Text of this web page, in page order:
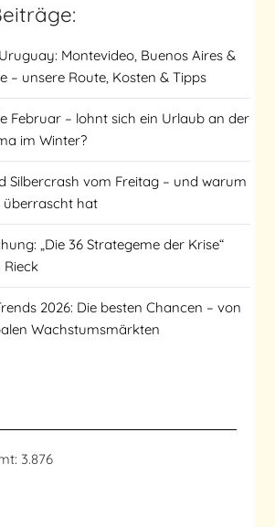
Montevideo, Buenos Aires &
– unsere Route, Kosten & Tipps
Februar – lohnt sich ein Urlaub an der
im Winter?
Silbercrash vom Freitag – und warum
hat
„Die 36 Strategeme der Krise“
Rieck
2026: Die besten Chancen – von
Wachstumsmärkten
3.876